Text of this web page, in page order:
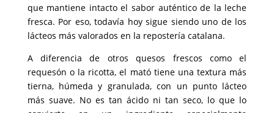
que mantiene intacto el sabor auténtico de la leche
fresca. Por eso, todavía hoy sigue siendo uno de los
lácteos más valorados en la repostería catalana.
A diferencia de otros quesos frescos como el
requesón o la ricotta, el mató tiene una textura más
tierna, húmeda y granulada, con un punto lácteo
más suave. No es tan ácido ni tan seco, lo que lo